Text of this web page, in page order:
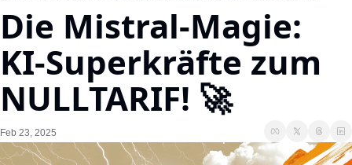
Die Mistral-Magie:
KI-Superkräfte zum
NULLTARIF! 🚀
Feb 23, 2025